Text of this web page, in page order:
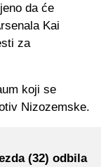
da će
Kai
za
koji se
Nizozemske.
(32) odbila